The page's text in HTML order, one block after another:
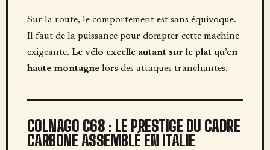
Sur la route, le comportement est sans équivoque.
Il faut de la puissance pour dompter cette machine
exigeante. Le vélo excelle autant sur le plat qu’en
haute montagnelors des attaques tranchantes.
COLNAGO C68 : LE PRESTIGE DU CADRE
CARBONE ASSEMBLÉ EN ITALIE